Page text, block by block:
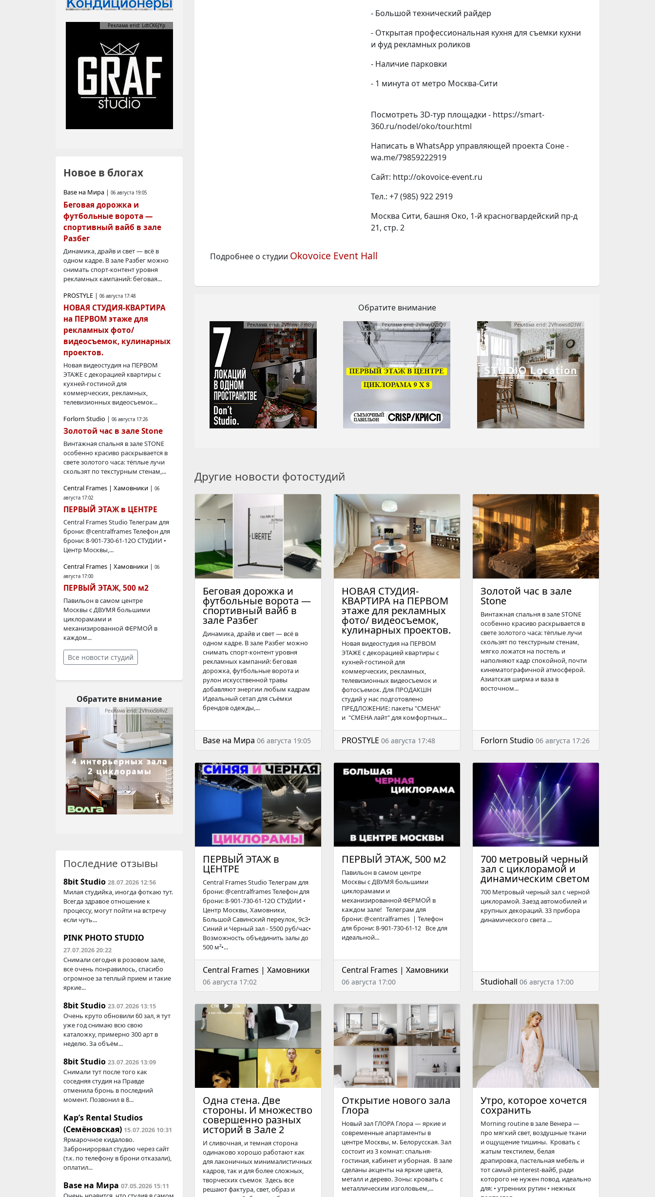
- Большой технический райдер
- Открытая профессиональная кухня для съемки кухни
и фуд рекламных роликов
- Наличие парковки
- 1 минута от метро Москва-Сити
Посмотреть 3D-тур площадки - https://smart-
360.ru/nodel/oko/tour.html
Написать в WhatsApp управляющей проекта Соне -
wa.me/79859222919
Сайт: http://okovoice-event.ru
Тел.: +7 (985) 922 2919
Москва Сити, башня Око, 1-й красногвардейский пр-д
21, стр. 2
Подробнее о студии Okovoice Event Hall
Обратите внимание
Реклама erid: 2Vfnxwu8mBy Реклама erid: 2VfnxyDyzQ9 Реклама erid: 2VfnxwsdD3W
Другие новости фотостудий
Беговая дорожка и
футбольные ворота —
спортивный вайб в
зале Разбег
Динамика, драйв и свет — всё в
одном кадре. В зале Разбег можно
снимать спорт-контент уровня
рекламных кампаний: беговая
дорожка, футбольные ворота и
рулон искусственной травы
добавляют энергии любым кадрам
Идеальный сетап для съёмки
брендов одежды,...
Base на Мира 06 августа 19:05
НОВАЯ СТУДИЯ-
КВАРТИРА на ПЕРВОМ
этаже для рекламных
фото/ видеосъемок,
кулинарных проектов.
Новая видеостудия на ПЕРВОМ
ЭТАЖЕ с декорацией квартиры с
кухней-гостиной для
коммерческих, рекламных,
телевизионных видеосъемок и
фотосъемок. Для ПРОДАКШН
студий у нас подготовлено
ПРЕДЛОЖЕНИЕ: пакеты "СМЕНА"
и "СМЕНА лайт" для комфортных...
PROSTYLE 06 августа 17:48
Золотой час в зале
Stone
Винтажная спальня в зале STONE
особенно красиво раскрывается в
свете золотого часа: тёплые лучи
скользят по текстурным стенам,
мягко ложатся на постель и
наполняют кадр спокойной, почти
кинематографичной атмосферой.
Азиатская ширма и ваза в
восточном...
Forlorn Studio 06 августа 17:26
ПЕРВЫЙ ЭТАЖ в
ЦЕНТРЕ
Central Frames Studio Телегрaм для
брони: @centralframes Телефон для
брони: 8-901-730-61-12О СТУДИИ •
Центр Москвы, Хамовники,
Большой Савинский переулок, 9с3•
Синий и Черный зал - 5500 руб/час•
Возможность объединить залы до
500 м²•...
Central Frames | Хамовники
06 августа 17:02
ПЕРВЫЙ ЭТАЖ, 500 м2
Павильон в самом центре
Москвы с ДВУМЯ большими
циклорамами и
механизированной ФЕРМОЙ в
каждом зале! Телеграм для
брони: @centralframes | Телефон
для брони: 8-901-730-61-12 Все для
идеальной...
Central Frames | Хамовники
06 августа 17:00
700 метровый черный
зал с циклорамой и
динамическим светом
700 Метровый черный зал с черной
циклорамой. Заезд автомобилей и
крупных декораций. 33 прибора
динамического света ...
Studiohall 06 августа 17:00
Одна стена. Две
стороны. И множество
совершенно разных
историй в Зале 2
И сливочная, и темная сторона
одинаково хорошо работают как
для лаконичных минималистичных
кадров, так и для более сложных,
творческих съемок Здесь все
решают фактура, свет, образ и
Открытие нового зала
Глора
Новый зал ГЛОРА Глора — яркие и
современные апартаменты в
центре Москвы, м. Белорусская. Зал
состоит из 3 комнат: спальня-
гостиная, кабинет и уборная. В зале
сделаны акценты на яркие цвета,
металл и дерево. Зоны: кровать с
металлическим изголовьем,...
Утро, которое хочется
сохранить
Morning routine в зале Венера —
про мягкий свет, воздушные ткани
и ощущение тишины. Кровать с
жатым текстилем, белая
драпировка, пастельная мебель и
тот самый pinterest-вайб, ради
которого не нужен повод. идеально
для: • утренних рутин • нежных
Реклама erid: LdtCK6JYp
Новое в блогах
Base на Мира | 06 августа 19:05
Беговая дорожка и
футбольные ворота —
спортивный вайб в зале
Разбег
Динамика, драйв и свет — всё в
одном кадре. В зале Разбег можно
снимать спорт-контент уровня
рекламных кампаний: беговая...
PROSTYLE | 06 августа 17:48
НОВАЯ СТУДИЯ-КВАРТИРА
на ПЕРВОМ этаже для
рекламных фото/
видеосъемок, кулинарных
проектов.
Новая видеостудия на ПЕРВОМ
ЭТАЖЕ с декорацией квартиры с
кухней-гостиной для
коммерческих, рекламных,
телевизионных видеосъемок...
Forlorn Studio | 06 августа 17:26
Золотой час в зале Stone
Винтажная спальня в зале STONE
особенно красиво раскрывается в
свете золотого часа: тёплые лучи
скользят по текстурным стенам,...
Central Frames | Хамовники | 06
августа 17:02
ПЕРВЫЙ ЭТАЖ в ЦЕНТРЕ
Central Frames Studio Телегрaм для
брони: @centralframes Телефон для
брони: 8-901-730-61-12О СТУДИИ •
Центр Москвы,...
Central Frames | Хамовники | 06
августа 17:00
ПЕРВЫЙ ЭТАЖ, 500 м2
Павильон в самом центре
Москвы с ДВУМЯ большими
циклорамами и
механизированной ФЕРМОЙ в
каждом...
Все новости студий
Обратите внимание
Реклама erid: 2VfnxxSbRvZ
Последние отзывы
8bit Studio 28.07.2026 12:56
Милая студийка, иногда фоткаю тут.
Всегда здравое отношение к
процессу, могут пойти на встречу
если чуть...
PINK PHOTO STUDIO
27.07.2026 20:22
Снимали сегодня в розовом зале,
все очень понравилось, спасибо
огромное за теплый прием и такие
яркие...
8bit Studio 23.07.2026 13:15
Очень круто обновили 60 зал, я тут
уже год снимаю всю свою
каталожку, примерно 300 арт в
неделю. За объём...
8bit Studio 23.07.2026 13:09
Снимали тут после того как
соседняя студия на Правде
отменила бронь в последний
момент. Позвонил в 8...
Kap’s Rental Studios
(Семёновская) 15.07.2026 10:31
Ярмарочное кидалово.
Забронирорвал студию через сайт
(т.к. по телефону в брони отказали),
оплатил...
Base на Мира 07.05.2026 15:11